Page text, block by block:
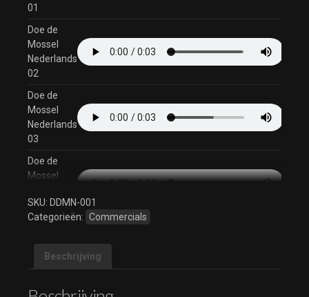
01
Doe de
Mossel
Nederlands
02
Doe de
Mossel
Nederlands
03
Doe de
Mossel
04
Nederlands
05
Doe de
SKU: DDMN-001
Categorieën: Commercials
Beschrijving